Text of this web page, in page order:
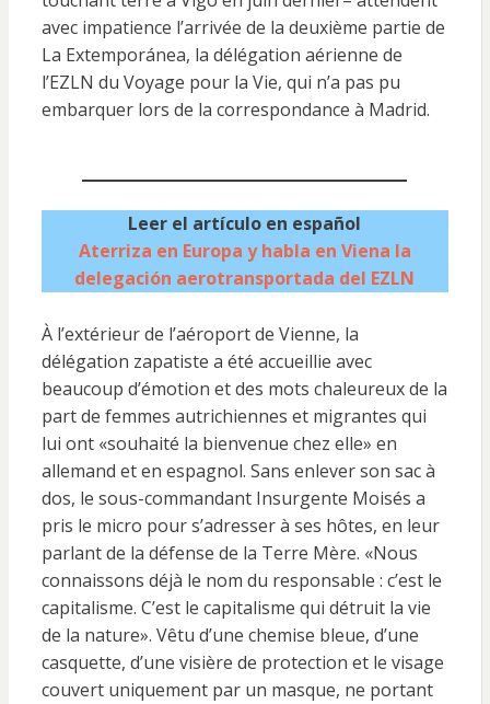
avec impatience l’arrivée de la deuxième partie de
La Extemporánea, la délégation aérienne de
l’EZLN du Voyage pour la Vie, qui n’a pas pu
embarquer lors de la correspondance à Madrid.
Leer el artículo en español
Aterriza en Europa y habla en Viena la
delegación aerotransportada del EZLN
À l’extérieur de l’aéroport de Vienne, la
délégation zapatiste a été accueillie avec
beaucoup d’émotion et des mots chaleureux de la
part de femmes autrichiennes et migrantes qui
lui ont «souhaité la bienvenue chez elle» en
allemand et en espagnol. Sans enlever son sac à
dos, le sous-commandant Insurgente Moisés a
pris le micro pour s’adresser à ses hôtes, en leur
parlant de la défense de la Terre Mère. «Nous
connaissons déjà le nom du responsable : c’est le
capitalisme. C’est le capitalisme qui détruit la vie
de la nature». Vêtu d’une chemise bleue, d’une
casquette, d’une visière de protection et le visage
couvert uniquement par un masque, ne portant